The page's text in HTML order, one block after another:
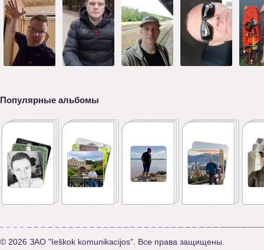
Популярные альбомы
© 2026 ЗАО "Ieškok komunikacijos". Все права защищены.